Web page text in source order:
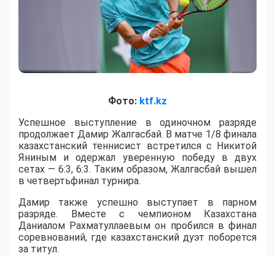
Фото: ktf.kz
Успешное выступление в одиночном разряде
продолжает Дамир Жалгасбай. В матче 1/8 финала
казахстанский теннисист встретился с Никитой
Яниным и одержал уверенную победу в двух
сетах — 6:3, 6:3. Таким образом, Жалгасбай вышел
в четвертьфинал турнира.
Дамир также успешно выступает в парном
разряде. Вместе с чемпионом Казахстана
Даниалом Рахматуллаевым он пробился в финал
соревнований, где казахстанский дуэт поборется
за титул.